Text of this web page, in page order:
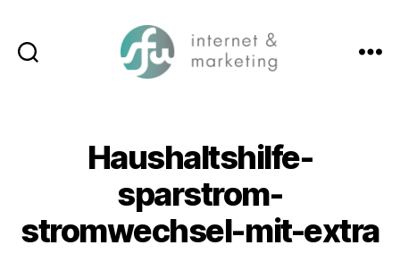
Haushaltshilfe-
sparstrom-
stromwechsel-mit-extra